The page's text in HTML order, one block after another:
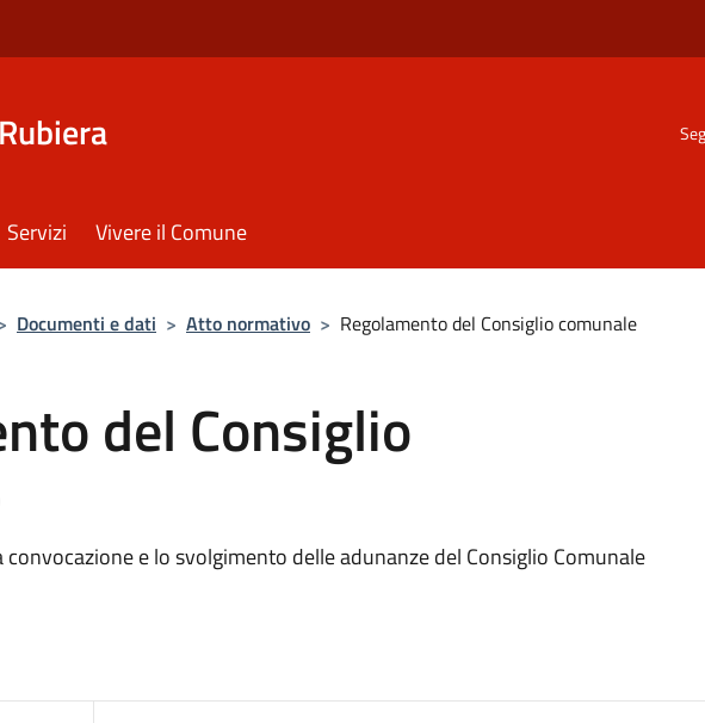
Servizi Vivere il Comune
Documenti e dati > Atto normativo > Regolamento del Consiglio comunale
del Consiglio
e lo svolgimento delle adunanze del Consiglio Comunale